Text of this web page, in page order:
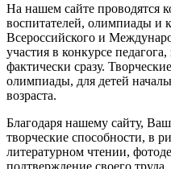
На нашем сайте проводятся
воспитателей, олимпиады и
Всероссийского и
участия в конкурсе
фактически сразу.
олимпиады, для детей
возраста.
Благодаря нашему сайту,
творческие способности, в
литературном чтении,
подтверждение своего